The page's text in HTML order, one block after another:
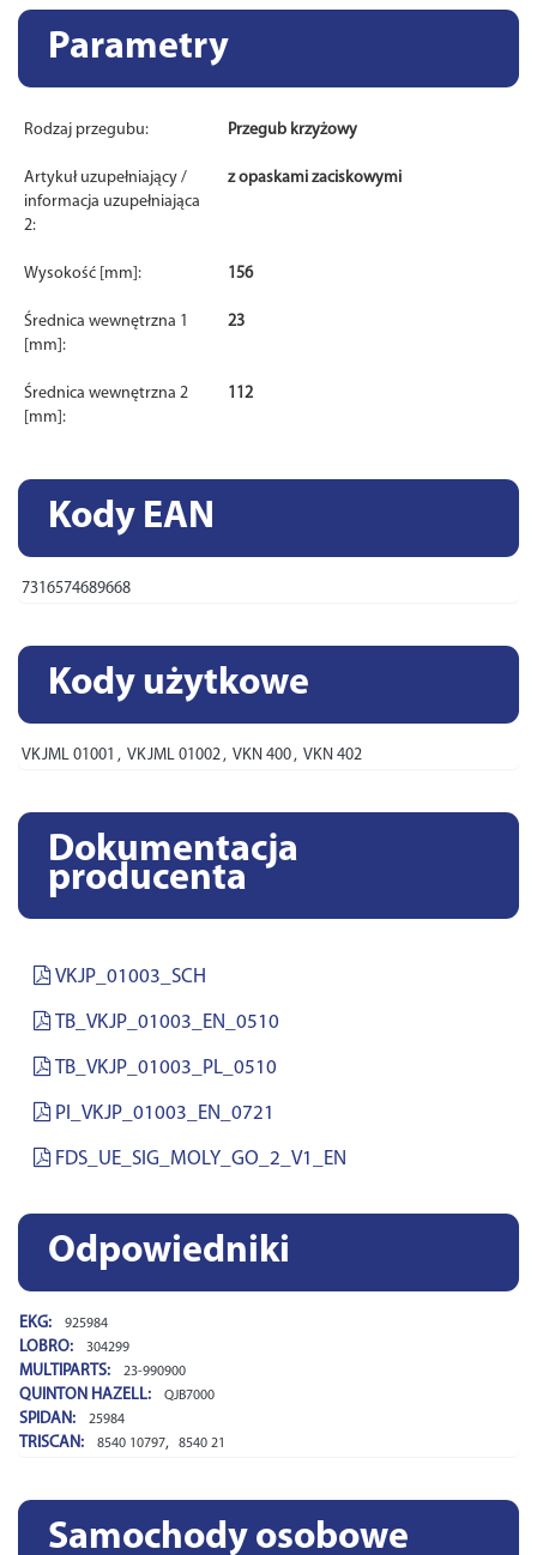
Parametry
Rodzaj przegubu: Przegub krzyżowy
Artykuł uzupełniający /
informacja uzupełniająca
2:
z opaskami zaciskowymi
Wysokość [mm]: 156
Średnica wewnętrzna 1
[mm]:
23
Średnica wewnętrzna 2
[mm]:
112
Kody EAN
7316574689668
Kody użytkowe
VKJML 01001 , VKJML 01002, VKN 400, VKN 402
Dokumentacja
producenta
VKJP_01003_SCH
TB_VKJP_01003_EN_0510
TB_VKJP_01003_PL_0510
PI_VKJP_01003_EN_0721
FDS_UE_SIG_MOLY_GO_2_V1_EN
Odpowiedniki
EKG: 925984
LOBRO: 304299
MULTIPARTS: 23-990900
QUINTON HAZELL: QJB7000
SPIDAN: 25984
TRISCAN: 8540 10797, 8540 21
Samochody osobowe